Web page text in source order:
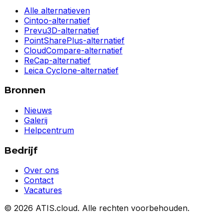
Alle alternatieven
Cintoo-alternatief
Prevu3D-alternatief
PointSharePlus-alternatief
CloudCompare-alternatief
ReCap-alternatief
Leica Cyclone-alternatief
Bronnen
Nieuws
Galerij
Helpcentrum
Bedrijf
Over ons
Contact
Vacatures
© 2026 ATIS.cloud. Alle rechten voorbehouden.